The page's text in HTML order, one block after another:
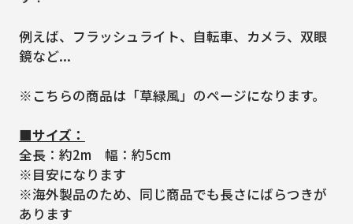
例えば、フラッシュライト、自転車、カメラ、双眼
鏡など...
※こちらの商品は「草緑風」のページになります。
■サイズ：
全長：約2m 幅：約5cm
※目安になります
※海外製品のため、同じ商品でも長さにばらつきが
あります